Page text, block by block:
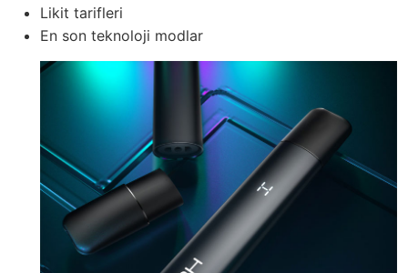
Likit tarifleri
En son teknoloji modlar